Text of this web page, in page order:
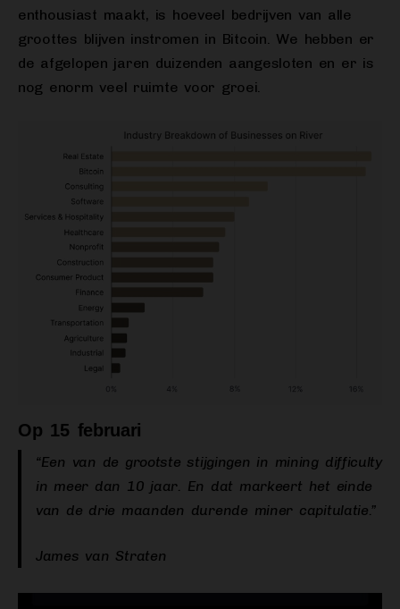
enthousiast maakt, is hoeveel bedrijven van alle
groottes blijven instromen in Bitcoin. We hebben er
de afgelopen jaren duizenden aangesloten en er is
nog enorm veel ruimte voor groei.
Op 15 februari
“Een van de grootste stijgingen in mining difficulty
in meer dan 10 jaar. En dat markeert het einde
van de drie maanden durende miner capitulatie.”
James van Straten